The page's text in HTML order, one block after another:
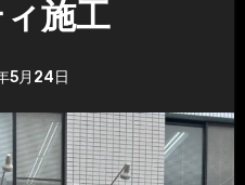
施工
5月24日